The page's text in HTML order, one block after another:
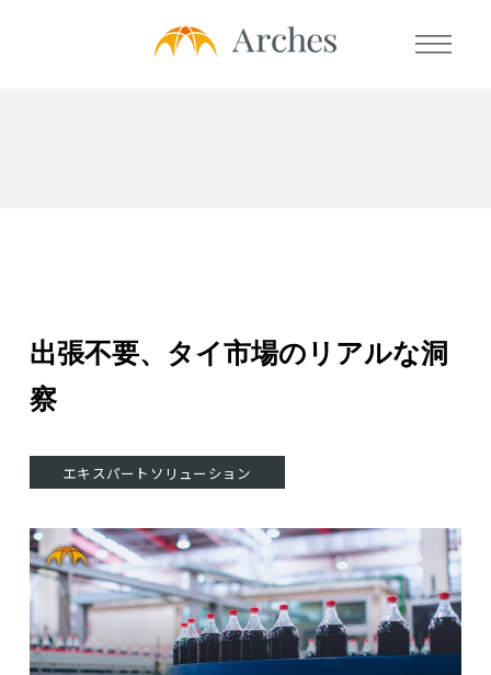
- エキスパートソリューション
- プライムタレントパートナーズ
お客様の声
エキスパート
採用情報
- 新卒採用
出張不要、タイ市場のリアルな洞
察
エキスパートソリューション